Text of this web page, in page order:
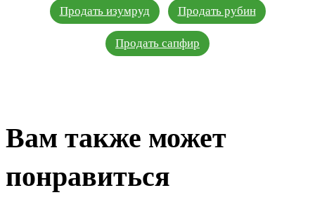
Продать изумруд Продать рубин
Продать сапфир
Вам также может
понравиться